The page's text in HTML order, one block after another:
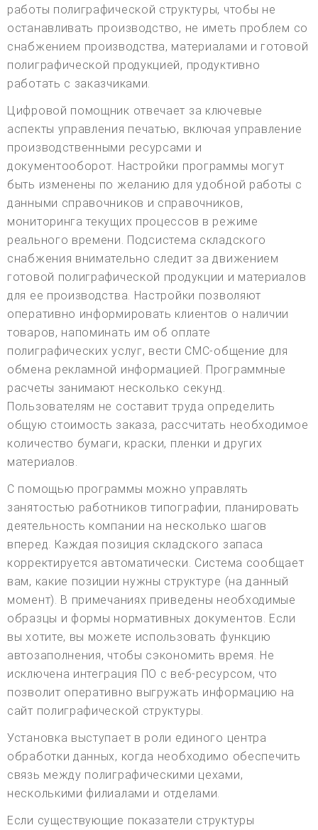
работы полиграфической структуры, чтобы не
останавливать производство, не иметь проблем со
снабжением производства, материалами и готовой
полиграфической продукцией, продуктивно
работать с заказчиками.
Цифровой помощник отвечает за ключевые
аспекты управления печатью, включая управление
производственными ресурсами и
документооборот. Настройки программы могут
быть изменены по желанию для удобной работы с
данными справочников и справочников,
мониторинга текущих процессов в режиме
реального времени. Подсистема складского
снабжения внимательно следит за движением
готовой полиграфической продукции и материалов
для ее производства. Настройки позволяют
оперативно информировать клиентов о наличии
товаров, напоминать им об оплате
полиграфических услуг, вести СМС-общение для
обмена рекламной информацией. Программные
расчеты занимают несколько секунд.
Пользователям не составит труда определить
общую стоимость заказа, рассчитать необходимое
количество бумаги, краски, пленки и других
материалов.
С помощью программы можно управлять
занятостью работников типографии, планировать
деятельность компании на несколько шагов
вперед. Каждая позиция складского запаса
корректируется автоматически. Система сообщает
вам, какие позиции нужны структуре (на данный
момент). В примечаниях приведены необходимые
образцы и формы нормативных документов. Если
вы хотите, вы можете использовать функцию
автозаполнения, чтобы сэкономить время. Не
исключена интеграция ПО с веб-ресурсом, что
позволит оперативно выгружать информацию на
сайт полиграфической структуры.
Установка выступает в роли единого центра
обработки данных, когда необходимо обеспечить
связь между полиграфическими цехами,
несколькими филиалами и отделами.
Если существующие показатели структуры